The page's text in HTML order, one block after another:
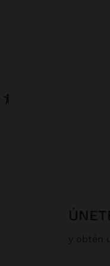
y obtén